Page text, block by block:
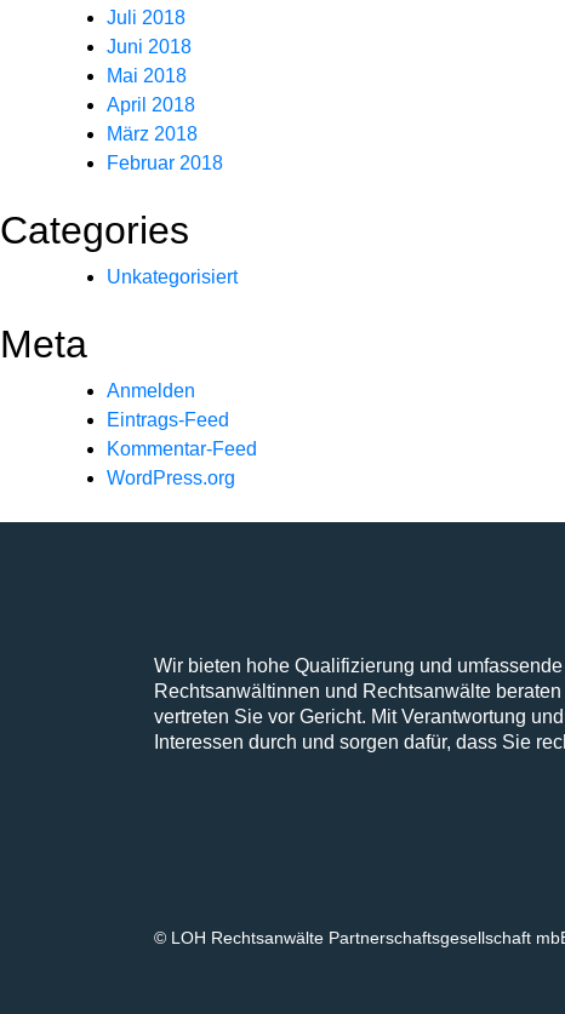
Juli 2018
Juni 2018
Mai 2018
April 2018
März 2018
Februar 2018
Categories
Unkategorisiert
Meta
Anmelden
Eintrags-Feed
Kommentar-Feed
WordPress.org
Wir bieten hohe Qualifizierung und
Rechtsanwältinnen und Rechtsanwälte
vertreten Sie vor Gericht. Mit Verantwortung
Interessen durch und sorgen dafür, dass Sie
© LOH Rechtsanwälte Partnerschaftsgesellschaft